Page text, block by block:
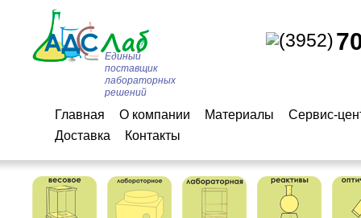
(3952)
Единый
поставщик
лабораторных
решений
Главная О компании Материалы
Сервис-
Доставка
Контакты